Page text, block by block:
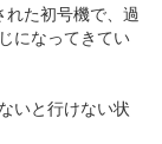
た初号機で、過
になってきてい
いと行けない状